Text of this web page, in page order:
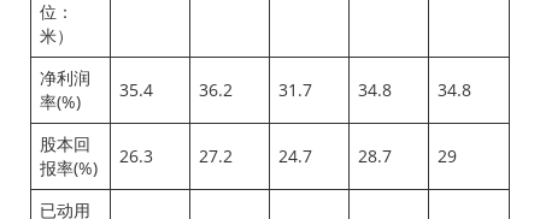
位：
米）
净利润
率(%)
35.4 36.2 31.7 34.8 34.8
股本回
报率(%)
26.3 27.2 24.7 28.7 29
已动用